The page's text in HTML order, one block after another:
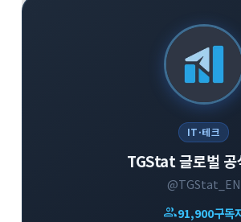
IT·테크
TGStat 글로벌 공
@TGStat_EN
group91,900구독